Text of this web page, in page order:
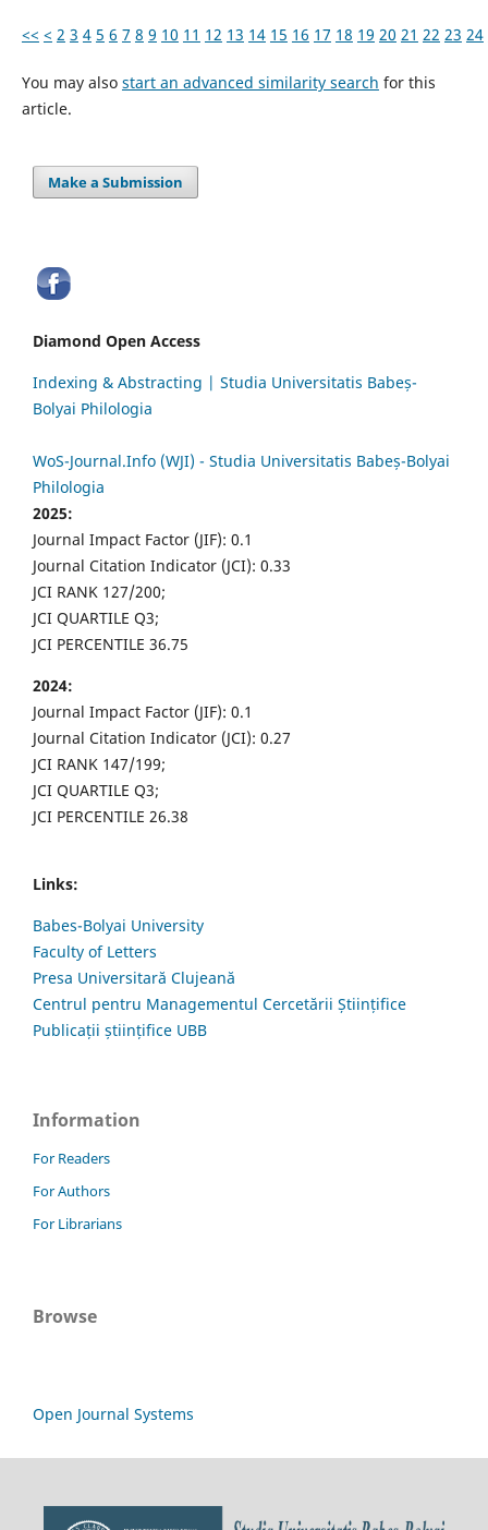
<< < 2 3 4 5 6 7 8 9 10 11 12 13 14 15 16 17 18 19 20 21 22 23 24
You may also start an advanced similarity search for this
article.
Make a Submission
Diamond Open Access
Indexing & Abstracting | Studia Universitatis Babeș-
Bolyai Philologia
WoS-Journal.Info (WJI) - Studia Universitatis Babeș-Bolyai
Philologia
2025:
Journal Impact Factor (JIF): 0.1
Journal Citation Indicator (JCI): 0.33
JCI RANK 127/200;
JCI QUARTILE Q3;
JCI PERCENTILE 36.75
2024:
Journal Impact Factor (JIF): 0.1
Journal Citation Indicator (JCI): 0.27
JCI RANK 147/199;
JCI QUARTILE Q3;
JCI PERCENTILE 26.38
Links:
Babes-Bolyai University
Faculty of Letters
Presa Universitară Clujeană
Centrul pentru Managementul Cercetării Științifice
Publicații științifice UBB
Information
For Readers
For Authors
For Librarians
Browse
Open Journal Systems